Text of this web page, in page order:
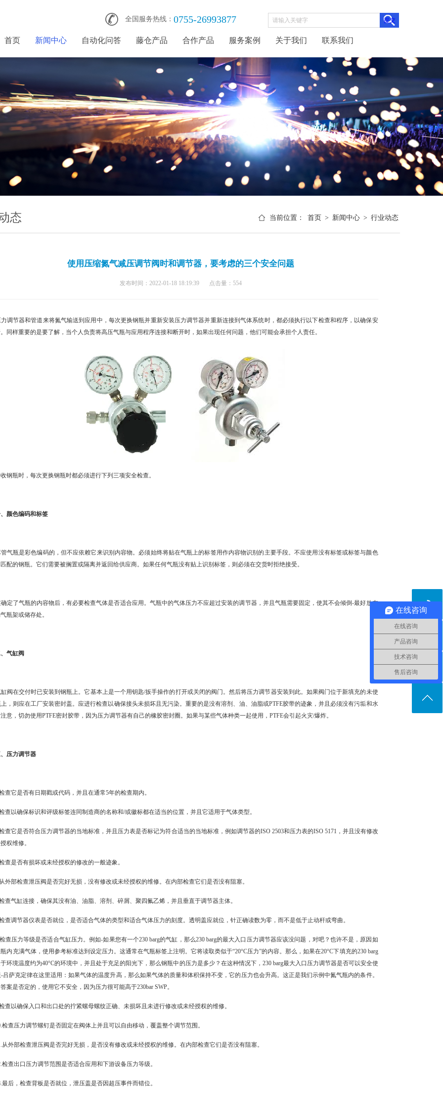
全国服务热线： 0755-26993877
首页 新闻中心 自动化问答 藤仓产品 合作产品 服务案例 关于我们 联系我们
当前位置： 首页 > 新闻中心 > 行业动态
态
使用压缩氮气减压调节阀时和调节器，要考虑的三个安全问题
发布时间：2022-01-18 18:19:39 点击量： 554
节器和管道来将氮气输送到应用中，每次更换钢瓶并重新安装压力调节器并重新连接到气体系统时，都必须执行以下检查和程序，以确保安
同样重要的是要了解，当个人负责将高压气瓶与应用程序连接和断开时，如果出现任何问题，他们可能会承担个人责任。
瓶时，每次更换钢瓶时都必须进行下列三项安全检查。
色编码和标签
瓶是彩色编码的，但不应依赖它来识别内容物。必须始终将贴在气瓶上的标签用作内容物识别的主要手段。不应使用没有标签或标签与颜色
配的钢瓶。它们需要被搁置或隔离并返回给供应商。如果任何气瓶没有贴上识别标签，则必须在交货时拒绝接受。
了气瓶的内容物后，有必要检查气体是否适合应用。气瓶中的气体压力不应超过安装的调节器，并且气瓶需要固定，使其不会倾倒-最好放在
瓶架或储存处。
缸阀
在交付时已安装到钢瓶上。它基本上是一个用钥匙/扳手操作的打开或关闭的阀门。然后将压力调节器安装到此。如果阀门位于新填充的未使
，则应在工厂安装密封盖。应进行检查以确保接头未损坏且无污染。重要的是没有溶剂、油、油脂或PTFE胶带的迹象，并且必须没有污垢和水
意，切勿使用PTFE密封胶带，因为压力调节器有自己的橡胶密封圈。如果与某些气体种类一起使用，PTFE会引起火灾/爆炸。
力调节器
它是否有日期戳或代码，并且在通常5年的检查期内。
以确保标识和评级标签连同制造商的名称和/或徽标都在适当的位置，并且它适用于气体类型。
它是否符合压力调节器的当地标准，并且压力表是否标记为符合适当的当地标准，例如调节器的ISO 2503和压力表的ISO 5171，并且没有修改
权维修。
是否有损坏或未经授权的修改的一般迹象。
部检查泄压阀是否完好无损，没有修改或未经授权的维修。在内部检查它们是否没有阻塞。
气缸连接，确保其没有油、油脂、溶剂、碎屑、聚四氟乙烯，并且垂直于调节器主体。
调节器仪表是否就位，是否适合气体的类型和适合气体压力的刻度。透明盖应就位，针正确读数为零，而不是低于止动杆或弯曲。
压力等级是否适合气缸压力。例如-如果您有一个230 barg的气缸，那么230 barg的最大入口压力调节器应该没问题，对吧？也许不是，原因如
内充满气体，使用参考标准达到设定压力。这通常在气瓶标签上注明。它将读取类似于“20°C压力”的内容。那么，如果在20°C下填充的230 barg
环境温度约为40°C的环境中，并且处于充足的阳光下，那么钢瓶中的压力是多少？在这种情况下，230 barg最大入口压力调节器是否可以安全使
吕萨克定律在这里适用：如果气体的温度升高，那么如果气体的质量和体积保持不变，它的压力也会升高。这正是我们示例中氮气瓶内的条件。
案是否定的，使用它不安全，因为压力很可能高于230bar SWP。
以确保入口和出口处的拧紧螺母螺纹正确、未损坏且未进行修改或未经授权的维修。
压力调节螺钉是否固定在阀体上并且可以自由移动，覆盖整个调节范围。
部检查泄压阀是否完好无损，是否没有修改或未经授权的维修。在内部检查它们是否没有阻塞。
出口压力调节范围是否适合应用和下游设备压力等级。
，检查背板是否就位，泄压盖是否因超压事件而错位。
在线咨询
在线咨询
产品咨询
技术咨询
售后咨询